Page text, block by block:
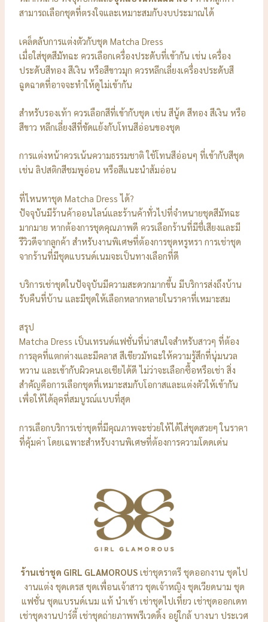
สามารถเลือกชุดที่ตรงใจและเหมาะสมกับงบประมาณได้
เคล็ดลับการแต่งตัวกับชุด Matcha Dress
เมื่อใส่ชุดสีมัทฉะ ควรเลือกเครื่องประดับที่เข้ากัน เช่น เครื่อง
ประดับสีทอง สีเงิน หรือสีขาวมุก ควรหลีกเลี่ยงเครื่องประดับสี
ฉูดฉาดที่อาจจะทำให้ดูไม่เข้ากัน
สำหรับรองเท้า ควรเลือกสีที่เข้ากับชุด เช่น สีนู้ด สีทอง สีเงิน หรือ
สีขาว หลีกเลี่ยงสีที่ขัดแย้งกับโทนสีอ่อนของชุด
การแต่งหน้าควรเน้นความธรรมชาติ ใช้โทนสีอ่อนๆ ที่เข้ากับสีชุด
เช่น ลิปสติกสีชมพูอ่อน หรือสีแนะนำส้มอ่อน
ที่ไหนหาชุด Matcha Dress ได้?
ปัจจุบันมีร้านค้าออนไลน์และร้านค้าทั่วไปที่จำหนายชุดสีมัทฉะ
มากมาย หากต้องการชุดคุณภาพดี ควรเลือกร้านที่มีชื่เสียงและมี
รีวิวดีจากลูกค้า สำหรับงานพิเศษที่ต้องการชุดหรูหรา การเช่าชุด
จากร้านที่มีชุดแบรนด์เนมจะเป็นทางเลือกที่ดี
บริการเช่าชุดในปัจจุบันมีความสะดวกมากขึ้น มีบริการส่งถึงบ้าน
รับคืนที่บ้าน และมีชุดให้เลือกหลากหลายในราคาที่เหมาะสม
สรุป
Matcha Dress เป็นเทรนด์แฟชั่นที่น่าสนใจสำหรับสาวๆ ที่ต้อง
การลุคที่แตกต่างและมีคลาส สีเขียวมัทฉะให้ความรู้สึกที่นุ่มนวล
หวาน และเข้ากับผิวคนเอเชียได้ดี ไม่ว่าจะเลือกซื้อหรือเช่า สิ่ง
สำคัญคือการเลือกชุดที่เหมาะสมกับโอกาสและแต่งตัวให้เข้ากัน
เพื่อให้ได้ลุคที่สมบูรณ์แบบที่สุด
การเลือกบริการเช่าชุดที่มีคุณภาพจะช่วยให้ได้ใส่ชุดสวยๆ ในราคา
ที่คุ้มค่า โดยเฉพาะสำหรับงานพิเศษที่ต้องการความโดดเด่น
ร้านเช่าชุด GIRL GLAMOROUS เช่าชุดราตรี ชุดออกงาน ชุดไป
งานแต่ง ชุดเดรส ชุดเพื่อนเจ้าสาว ชุดเจ้าหญิง ชุดเวียดนาม ชุด
แฟชั่น ชุดแบรนด์เนม แท้ นำเข้า เช่าชุดไปเที่ยว เช่าชุดออกเดท
เช่าชุดงานปาร์ตี้ เช่าชุดถ่ายภาพพรีเวดดิ้ง อยู่ใกล้ บางนา ประเวศ